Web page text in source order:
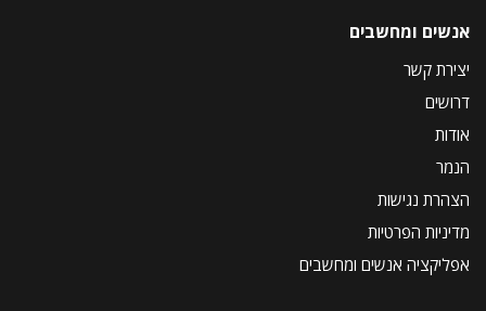
אנשים ומחשבים
יצירת קשר
דרושים
אודות
הנמר
הצהרת נגישות
מדיניות הפרטיות
אפליקציה אנשים ומחשבים